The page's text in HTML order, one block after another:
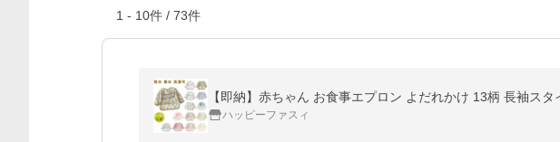
1 - 10件 / 73件
【即納】赤ちゃん お食事エプロン よだれかけ 13柄 長袖
ハッピーファスィ